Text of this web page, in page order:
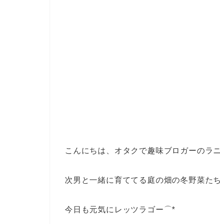
こんにちは、オタクで趣味ブロガーのラ
次男と一緒に育ててる庭の畑の冬野菜た
今日も元気にレッツラゴー⌒*